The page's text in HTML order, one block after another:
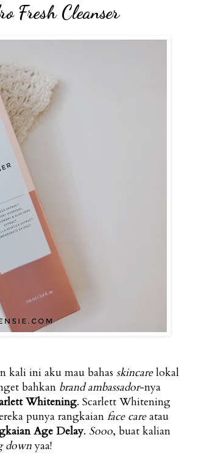
Fresh Cleanser
kali ini aku mau bahas skincarelokal
bahkan brand ambassador-nya
Whitening. Scarlett Whitening
punya rangkaian face careatau
Age Delay. Sooo, buat kalian
downyaa!